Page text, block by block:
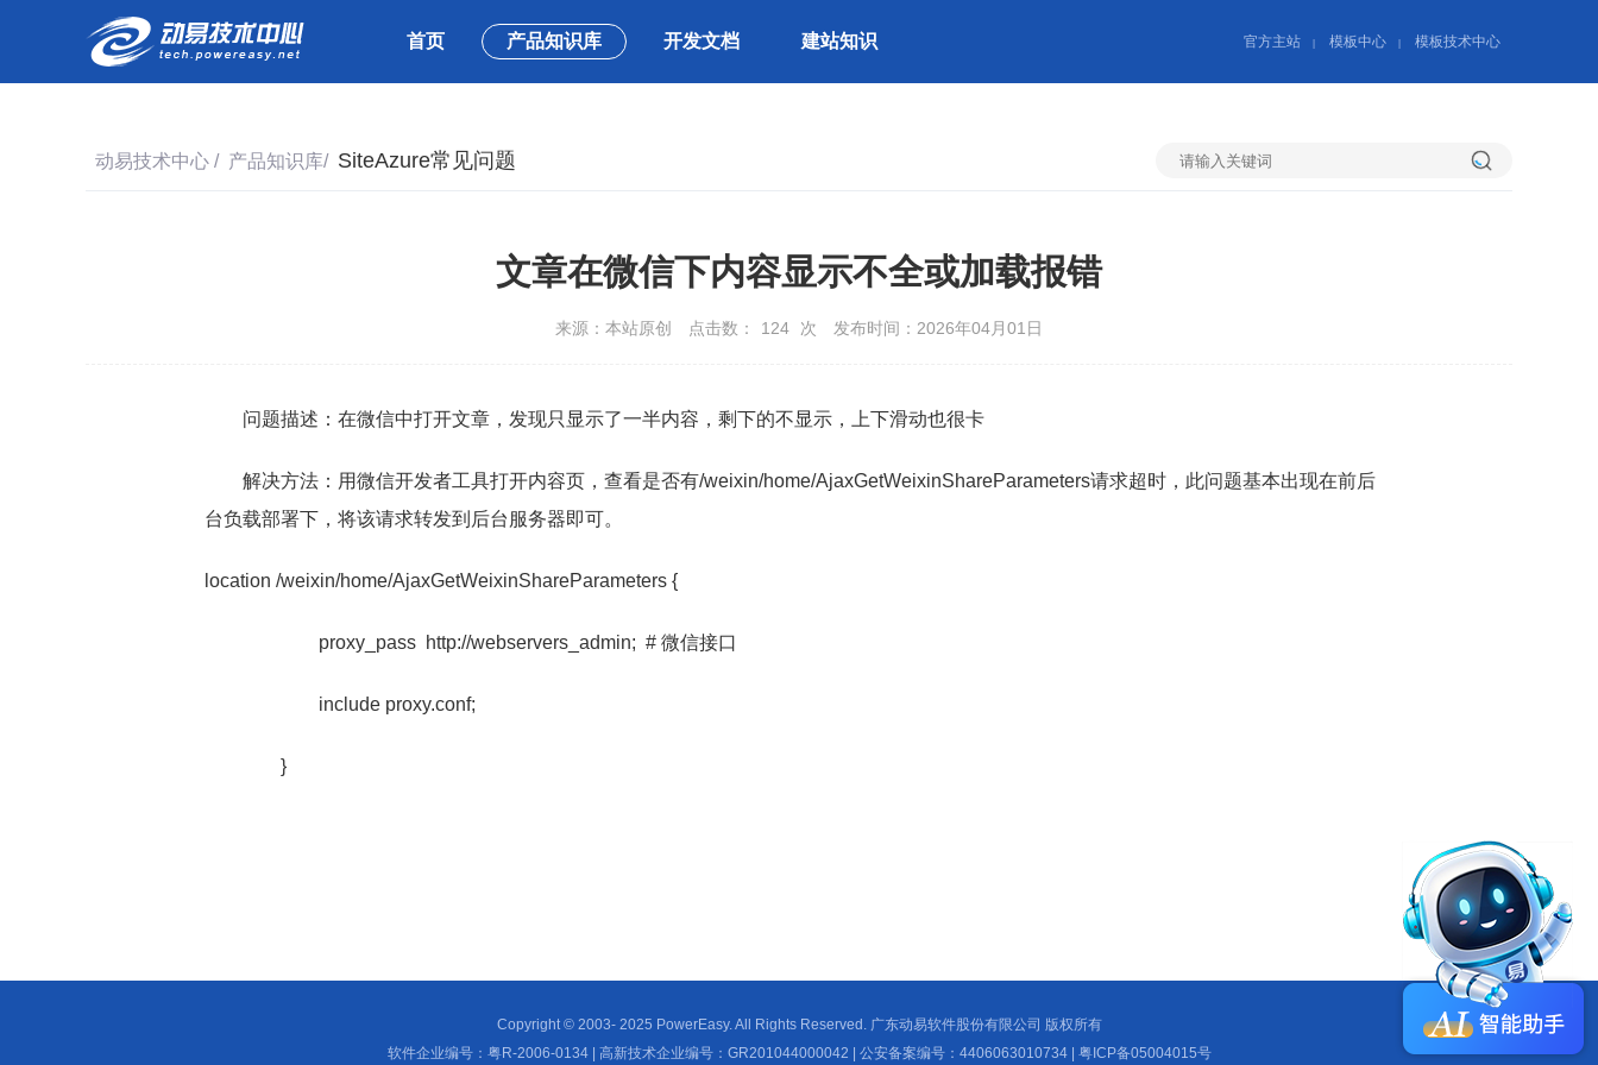
官方主站 模板中心 模板技术中心
首页 产品知识库 开发文档 建站知识
动易技术中心 / 产品知识库/ SiteAzure常见问题
文章在微信下内容显示不全或加载报错
来源：本站原创 点击数： 124 次 发布时间：2026年04月01日
问题描述：在微信中打开文章，发现只显示了一半内容，剩下的不显示，上下滑动也很卡
解决方法：用微信开发者工具打开内容页，查看是否有/weixin/home/AjaxGetWeixinShareParameters请求超时，此问题基本出现在前后
台负载部署下，将该请求转发到后台服务器即可。
location /weixin/home/AjaxGetWeixinShareParameters {
proxy_pass http://webservers_admin; # 微信接口
include proxy.conf;
}
Copyright © 2003- 2025 PowerEasy. All Rights Reserved. 广东动易软件股份有限公司 版权所有
软件企业编号：粤R-2006-0134 | 高新技术企业编号：GR201044000042 | 公安备案编号：4406063010734 | 粤ICP备05004015号